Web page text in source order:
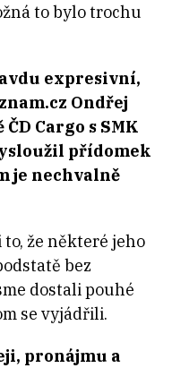
to bylo trochu
expresivní,
Ondřej
Cargo s SMK
přídomek
je nechvalně
že některé jeho
bez
dostali pouhé
se vyjádřili.
pronájmu a